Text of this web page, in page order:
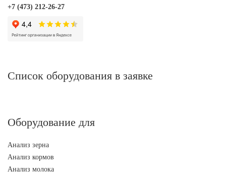
+7 (473) 212-26-27
Список оборудования в заявке
Оборудование для
Анализ зерна
Анализ кормов
Анализ молока